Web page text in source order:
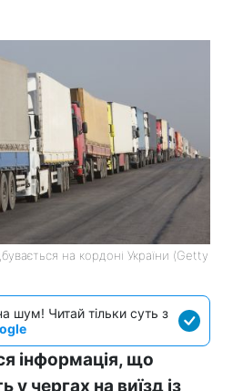
на кордоні України (Getty
шум! Читай тільки суть з
інформація, що
у чергах на виїзд із